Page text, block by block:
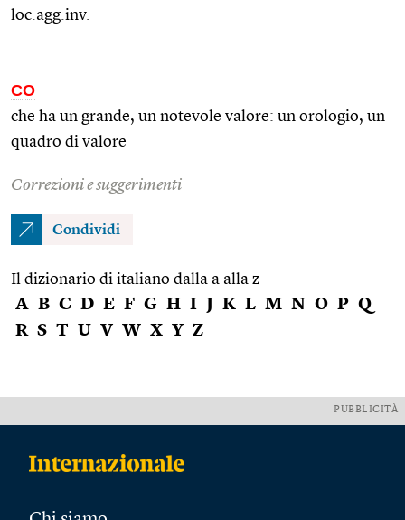
loc.agg.inv.
CO
che ha un grande, un notevole valore: un orologio, un
quadro di valore
Correzioni e suggerimenti
Condividi
Il dizionario di italiano dalla a alla z
A B C D E F G H I J K L M N O P Q
R S T U V W X Y Z
PUBBLICITÀ